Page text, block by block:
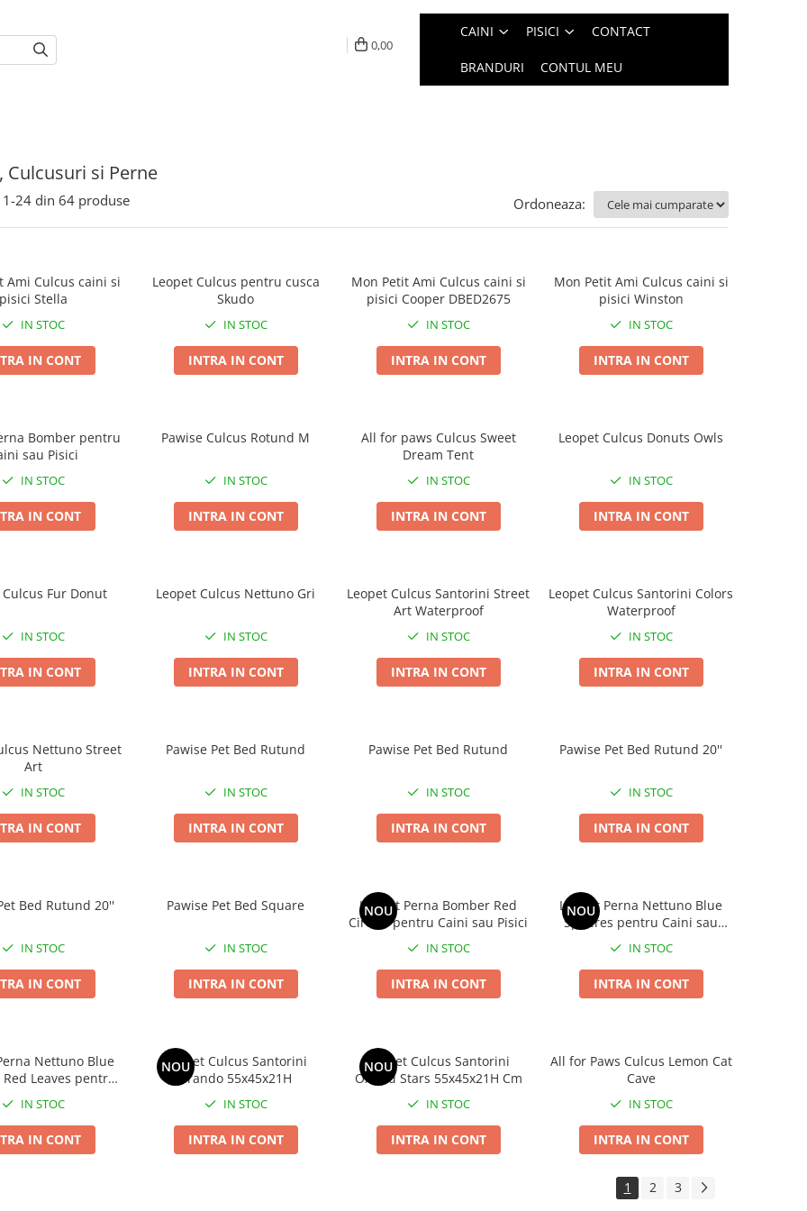
0,00
CAINI PISICI CONTACT
BRANDURI CONTUL MEU
Culcusuri si Perne
1-24 din 64 produse Ordoneaza:
Ami Culcus caini si
pisici Stella
IN STOC
IN CONT
Leopet Culcus pentru cusca
Skudo
IN STOC
INTRA IN CONT
Mon Petit Ami Culcus caini si
pisici Cooper DBED2675
IN STOC
INTRA IN CONT
Mon Petit Ami Culcus caini si
pisici Winston
IN STOC
INTRA IN CONT
Bomber pentru
sau Pisici
IN STOC
IN CONT
Pawise Culcus Rotund M
IN STOC
INTRA IN CONT
All for paws Culcus Sweet
Dream Tent
IN STOC
INTRA IN CONT
Leopet Culcus Donuts Owls
IN STOC
INTRA IN CONT
Culcus Fur Donut
IN STOC
IN CONT
Leopet Culcus Nettuno Gri
IN STOC
INTRA IN CONT
Leopet Culcus Santorini Street
Art Waterproof
IN STOC
INTRA IN CONT
Leopet Culcus Santorini Colors
Waterproof
IN STOC
INTRA IN CONT
Nettuno Street
Art
IN STOC
IN CONT
Pawise Pet Bed Rutund
IN STOC
INTRA IN CONT
Pawise Pet Bed Rutund
IN STOC
INTRA IN CONT
Pawise Pet Bed Rutund 20''
IN STOC
INTRA IN CONT
Bed Rutund 20''
IN STOC
IN CONT
Pawise Pet Bed Square
IN STOC
INTRA IN CONT
NOU
Leopet Perna Bomber Red
Circles pentru Caini sau Pisici
IN STOC
INTRA IN CONT
NOU
Leopet Perna Nettuno Blue
Spheres pentru Caini sau
IN STOC
INTRA IN CONT
Nettuno Blue
Leaves pentru
IN STOC
IN CONT
NOU
Leopet Culcus Santorini
Brando 55x45x21H
IN STOC
INTRA IN CONT
NOU
Leopet Culcus Santorini
Oxford Stars 55x45x21H Cm
IN STOC
INTRA IN CONT
All for Paws Culcus Lemon Cat
Cave
IN STOC
INTRA IN CONT
1 2 3